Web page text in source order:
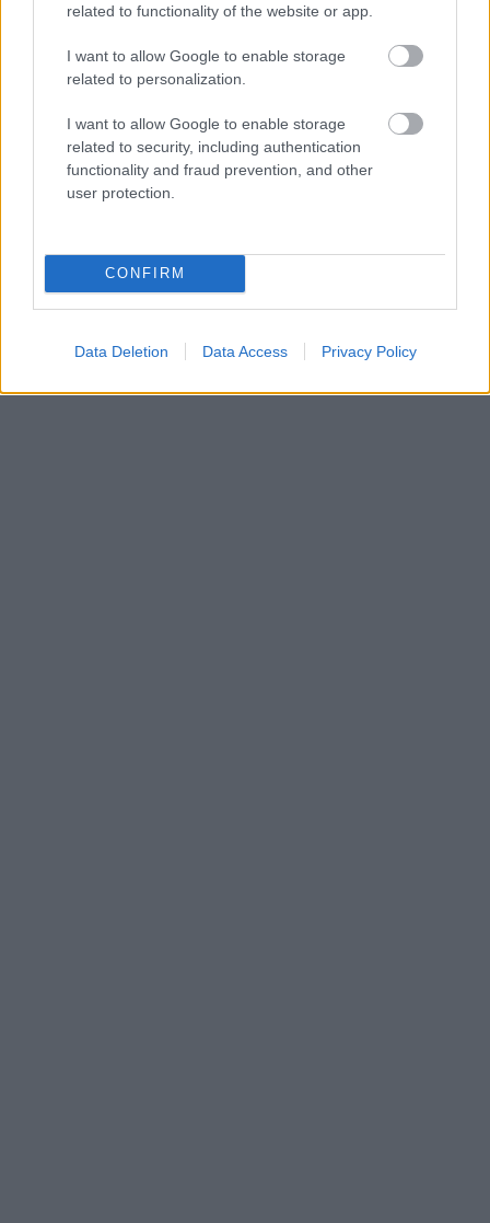
related to functionality of the website or app.
I want to allow Google to enable storage
related to personalization.
I want to allow Google to enable storage
related to security, including authentication
functionality and fraud prevention, and other
user protection.
CONFIRM
Data Deletion Data Access Privacy Policy